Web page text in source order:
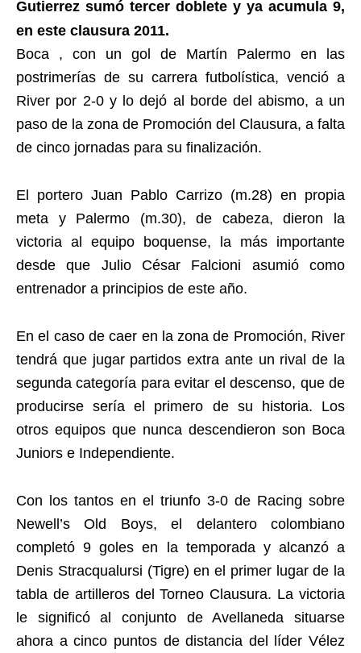
Gutierrez sumó tercer doblete y ya acumula 9,
en este clausura 2011.
Boca , con un gol de Martín Palermo en las
postrimerías de su carrera futbolística, venció a
River por 2-0 y lo dejó al borde del abismo, a un
paso de la zona de Promoción del Clausura, a falta
de cinco jornadas para su finalización.
El portero Juan Pablo Carrizo (m.28) en propia
meta y Palermo (m.30), de cabeza, dieron la
victoria al equipo boquense, la más importante
desde que Julio César Falcioni asumió como
entrenador a principios de este año.
En el caso de caer en la zona de Promoción, River
tendrá que jugar partidos extra ante un rival de la
segunda categoría para evitar el descenso, que de
producirse sería el primero de su historia. Los
otros equipos que nunca descendieron son Boca
Juniors e Independiente.
Con los tantos en el triunfo 3-0 de Racing sobre
Newell’s Old Boys, el delantero colombiano
completó 9 goles en la temporada y alcanzó a
Denis Stracqualursi (Tigre) en el primer lugar de la
tabla de artilleros del Torneo Clausura. La victoria
le significó al conjunto de Avellaneda situarse
ahora a cinco puntos de distancia del líder Vélez